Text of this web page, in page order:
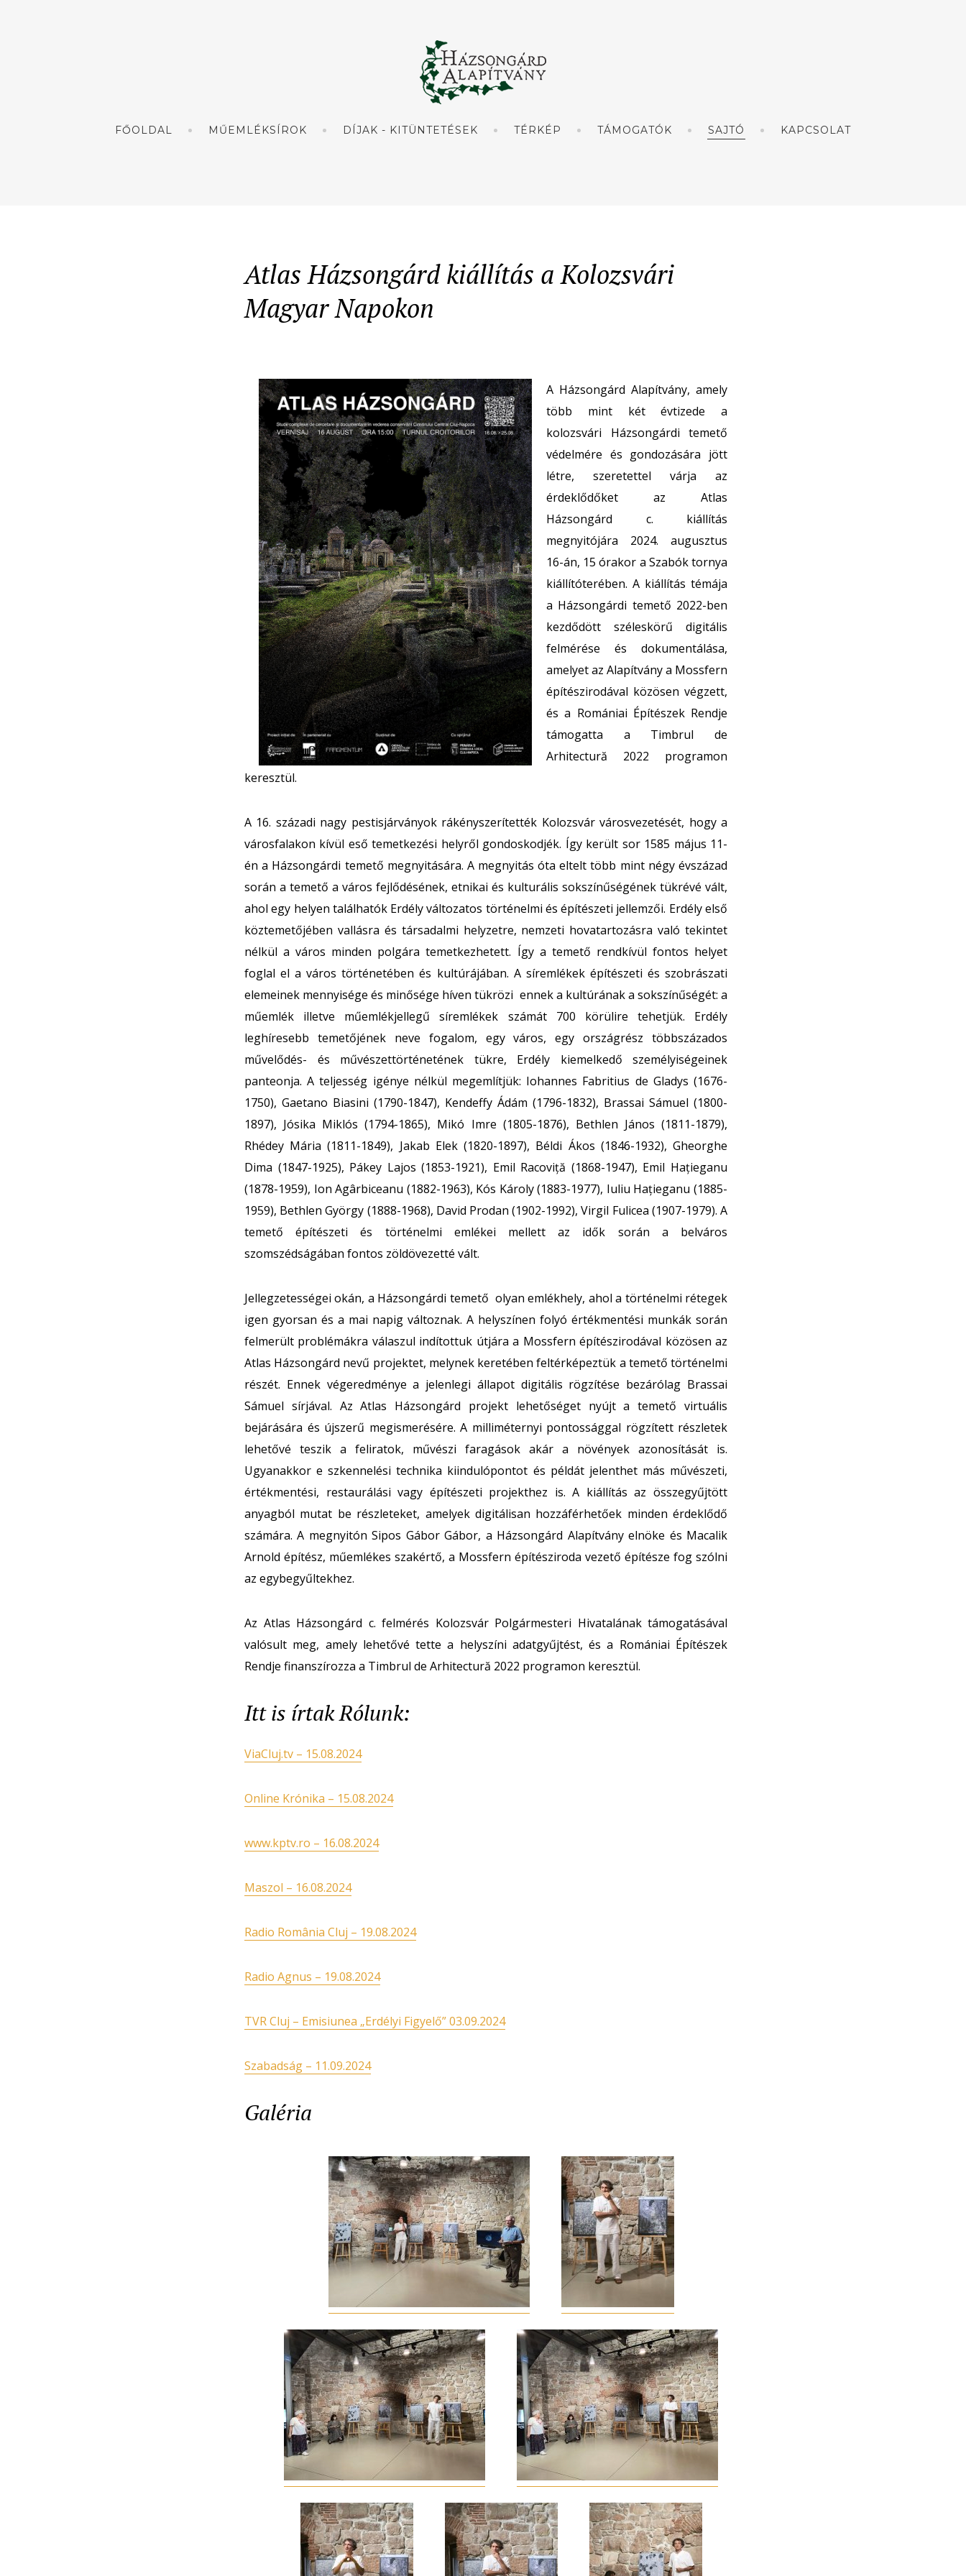
FŐOLDAL MŰEMLÉKSÍROK DÍJAK - KITÜNTETÉSEK TÉRKÉP TÁMOGATÓK SAJTÓ KAPCSOLAT
Atlas Házsongárd kiállítás a Kolozsvári
Magyar Napokon
A Házsongárd Alapítvány, amely
több mint két évtizede a
kolozsvári Házsongárdi temető
védelmére és gondozására jött
létre, szeretettel várja az
érdeklődőket az Atlas
Házsongárd c. kiállítás
megnyitójára 2024. augusztus
16-án, 15 órakor a Szabók tornya
kiállítóterében. A kiállítás témája
a Házsongárdi temető 2022-ben
kezdődött széleskörű digitális
felmérése és dokumentálása,
amelyet az Alapítvány a Mossfern
építészirodával közösen végzett,
és a Romániai Építészek Rendje
támogatta a Timbrul de
Arhitectură 2022 programon
keresztül.
A 16. századi nagy pestisjárványok rákényszerítették Kolozsvár városvezetését, hogy a
városfalakon kívül eső temetkezési helyről gondoskodjék. Így került sor 1585 május 11-
én a Házsongárdi temető megnyitására. A megnyitás óta eltelt több mint négy évszázad
során a temető a város fejlődésének, etnikai és kulturális sokszínűségének tükrévé vált,
ahol egy helyen találhatók Erdély változatos történelmi és építészeti jellemzői. Erdély első
köztemetőjében vallásra és társadalmi helyzetre, nemzeti hovatartozásra való tekintet
nélkül a város minden polgára temetkezhetett. Így a temető rendkívül fontos helyet
foglal el a város történetében és kultúrájában. A síremlékek építészeti és szobrászati
elemeinek mennyisége és minősége híven tükrözi ennek a kultúrának a sokszínűségét: a
műemlék illetve műemlékjellegű síremlékek számát 700 körülire tehetjük. Erdély
leghíresebb temetőjének neve fogalom, egy város, egy országrész többszázados
művelődés- és művészettörténetének tükre, Erdély kiemelkedő személyiségeinek
panteonja. A teljesség igénye nélkül megemlítjük: Iohannes Fabritius de Gladys (1676-
1750), Gaetano Biasini (1790-1847), Kendeffy Ádám (1796-1832), Brassai Sámuel (1800-
1897), Jósika Miklós (1794-1865), Mikó Imre (1805-1876), Bethlen János (1811-1879),
Rhédey Mária (1811-1849), Jakab Elek (1820-1897), Béldi Ákos (1846-1932), Gheorghe
Dima (1847-1925), Pákey Lajos (1853-1921), Emil Racoviță (1868-1947), Emil Hațieganu
(1878-1959), Ion Agârbiceanu (1882-1963), Kós Károly (1883-1977), Iuliu Hațieganu (1885-
1959), Bethlen György (1888-1968), David Prodan (1902-1992), Virgil Fulicea (1907-1979). A
temető építészeti és történelmi emlékei mellett az idők során a belváros
szomszédságában fontos zöldövezetté vált.
Jellegzetességei okán, a Házsongárdi temető olyan emlékhely, ahol a történelmi rétegek
igen gyorsan és a mai napig változnak. A helyszínen folyó értékmentési munkák során
felmerült problémákra válaszul indítottuk útjára a Mossfern építészirodával közösen az
Atlas Házsongárd nevű projektet, melynek keretében feltérképeztük a temető történelmi
részét. Ennek végeredménye a jelenlegi állapot digitális rögzítése bezárólag Brassai
Sámuel sírjával. Az Atlas Házsongárd projekt lehetőséget nyújt a temető virtuális
bejárására és újszerű megismerésére. A milliméternyi pontossággal rögzített részletek
lehetővé teszik a feliratok, művészi faragások akár a növények azonosítását is.
Ugyanakkor e szkennelési technika kiindulópontot és példát jelenthet más művészeti,
értékmentési, restaurálási vagy építészeti projekthez is. A kiállítás az összegyűjtött
anyagból mutat be részleteket, amelyek digitálisan hozzáférhetőek minden érdeklődő
számára. A megnyitón Sipos Gábor Gábor, a Házsongárd Alapítvány elnöke és Macalik
Arnold építész, műemlékes szakértő, a Mossfern építésziroda vezető építésze fog szólni
az egybegyűltekhez.
Az Atlas Házsongárd c. felmérés Kolozsvár Polgármesteri Hivatalának támogatásával
valósult meg, amely lehetővé tette a helyszíni adatgyűjtést, és a Romániai Építészek
Rendje finanszírozza a Timbrul de Arhitectură 2022 programon keresztül.
Itt is írtak Rólunk:
ViaCluj.tv – 15.08.2024
Online Krónika – 15.08.2024
www.kptv.ro – 16.08.2024
Maszol – 16.08.2024
Radio România Cluj – 19.08.2024
Radio Agnus – 19.08.2024
TVR Cluj – Emisiunea „Erdélyi Figyelő” 03.09.2024
Szabadság – 11.09.2024
Galéria